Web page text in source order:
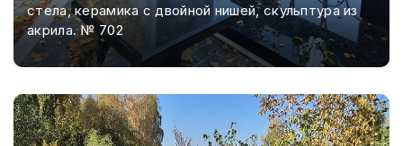
стела, керамика с двойной нишей, скульптура из
акрила. № 702